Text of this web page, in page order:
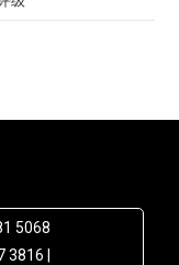
5068
|